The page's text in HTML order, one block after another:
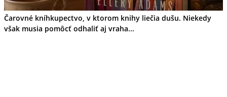
Čarovné kníhkupectvo, v ktorom knihy liečia dušu. Niekedy
však musia pomôcť odhaliť aj vraha...